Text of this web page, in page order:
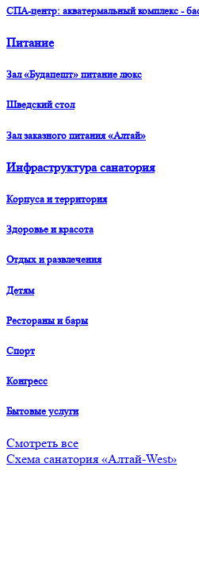
СПА-центр: акватермальный комплекс -
Питание
Зал «Будапешт» питание люкс
Шведский стол
Зал заказного питания «Алтай»
Инфраструктура санатория
Корпуса и территория
Здоровье и красота
Отдых и развлечения
Детям
Рестораны и бары
Спорт
Конгресс
Бытовые услуги
Смотреть все
Схема санатория «Алтай-West»